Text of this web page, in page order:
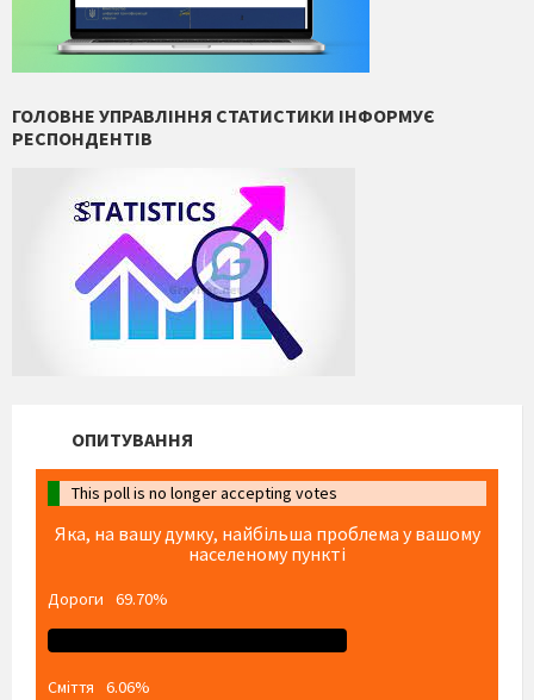
ГОЛОВНЕ УПРАВЛІННЯ СТАТИСТИКИ ІНФОРМУЄ
РЕСПОНДЕНТІВ
ОПИТУВАННЯ
This poll is no longer accepting votes
Яка, на вашу думку, найбільша проблема у вашому
населеному пункті
Дороги 69.70%
Сміття 6.06%